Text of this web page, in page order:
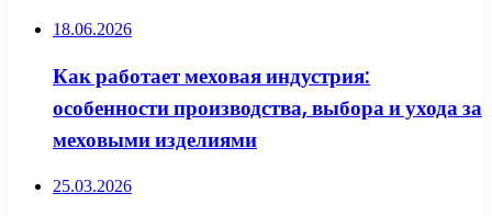
18.06.2026
Как работает меховая индустрия:
особенности производства, выбора и ухода за
меховыми изделиями
25.03.2026